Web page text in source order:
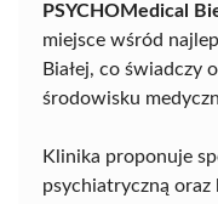
PSYCHOMedical
miejsce wśród
Białej, co świadczy
środowisku
Klinika proponuje
psychiatryczną oraz